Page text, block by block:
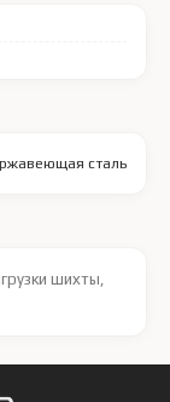
сталь
шихты,